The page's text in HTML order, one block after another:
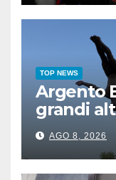
TOP NEWS
Argento
grandi
bisAGO 8, 2026